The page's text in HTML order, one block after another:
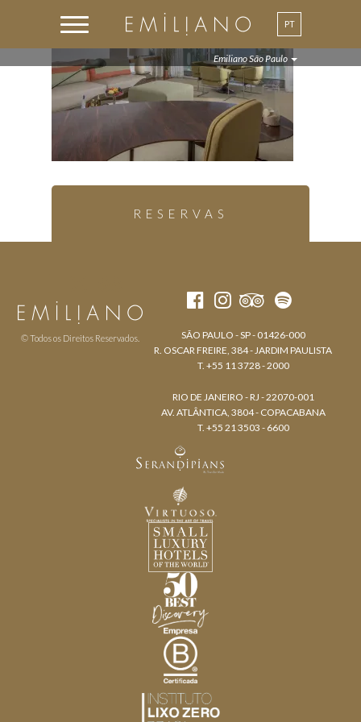
PT
Emiliano São Paulo
RESERVAS
© Todos os Direitos Reservados.
SÃO PAULO - SP - 01426-000
R. OSCAR FREIRE, 384 - JARDIM PAULISTA
T. +55 11 3728 - 2000
RIO DE JANEIRO - RJ - 22070-001
AV. ATLÂNTICA, 3804 - COPACABANA
T. +55 21 3503 - 6600